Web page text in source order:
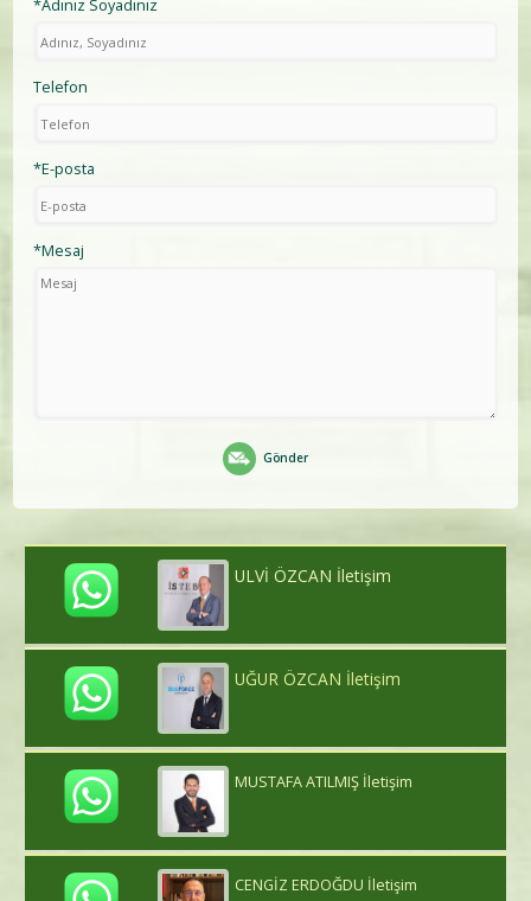
*Adınız Soyadınız
Telefon
*E-posta
*Mesaj
Gönder
ULVİ ÖZCAN İletişim
UĞUR ÖZCAN İletişim
MUSTAFA ATILMIŞ İletişim
CENGİZ ERDOĞDU İletişim